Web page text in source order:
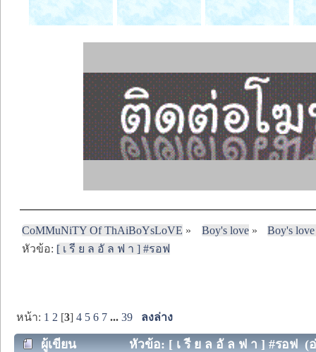
CoMMuNiTY Of ThAiBoYsLoVE » Boy's love»
Boy's
หัวข้อ: [ เ รี ย ล อั ล ฟ า ] #รอฟ
หน้า: 1 2 [3]4 5 6 7 ...39 ลงล่าง
ผู้เขียน หัวข้อ: [ เ รี ย ล อั ล ฟ า ] #รอฟ (อ่